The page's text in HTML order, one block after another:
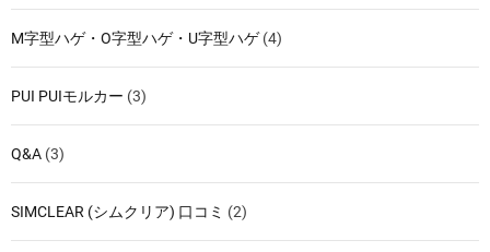
M字型ハゲ・O字型ハゲ・U字型ハゲ(4)
PUI PUIモルカー (3)
Q&A (3)
SIMCLEAR (シムクリア) 口コミ (2)